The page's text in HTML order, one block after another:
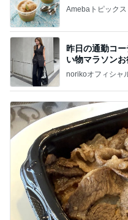
Amebaトピックス
昨日の通勤コ
い物マラソン
norikoオフィシャル